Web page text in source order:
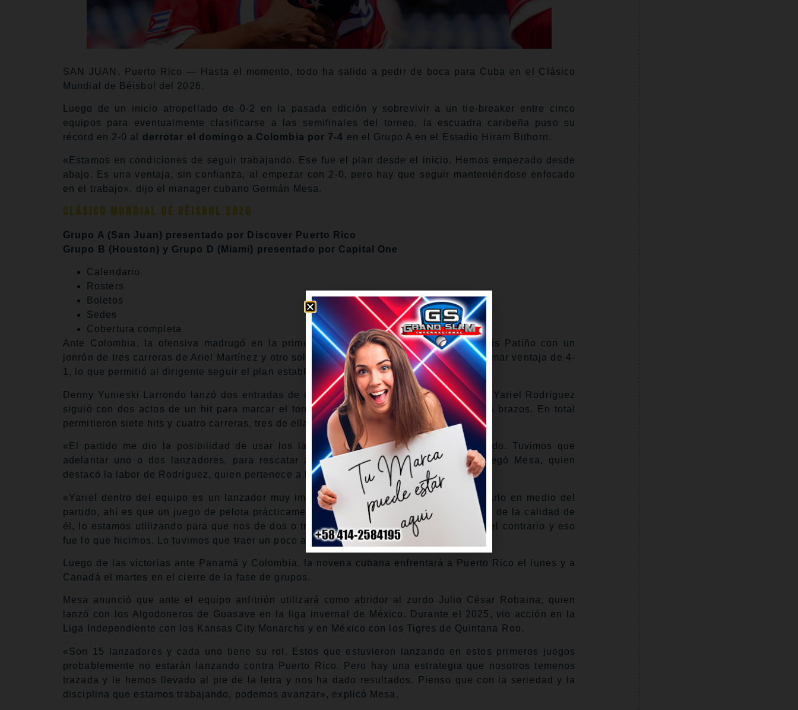
SAN JUAN, Puerto Rico — Hasta el momento, todo ha salido a pedir de boca para Cuba en el Clásico
Mundial de Béisbol del 2026.
Luego de un inicio atropellado de 0-2 en la pasada edición y sobrevivir a un tie-breaker entre cinco
equipos para eventualmente clasificarse a las semifinales del torneo, la escuadra caribeña puso su
récord en 2-0 al derrotar el domingo a Colombia por 7-4 en el Grupo A en el Estadio Hiram Bithorn.
«Estamos en condiciones de seguir trabajando. Ese fue el plan desde el inicio. Hemos empezado desde
abajo. Es una ventaja, sin confianza, al empezar con 2-0, pero hay que seguir manteniéndose enfocado
en el trabajo», dijo el manager cubano Germán Mesa.
Clásico Mundial de Béisbol 2026
Grupo A (San Juan) presentado por Discover Puerto Rico
Grupo B (Houston) y Grupo D (Miami) presentado por Capital One
Calendario
Rosters
Boletos
Sedes
Cobertura completa
Ante Colombia, la ofensiva madrugó en la primera entrada al abridor colombiano Luis Patiño con un
jonrón de tres carreras de Ariel Martínez y otro solitario de Bárbaro Arruebarrena para tomar ventaja de 4-
1, lo que permitió al dirigente seguir el plan establecido con su cuerpo monticular.
Denny Yunieski Larrondo lanzó dos entradas de una carrera y cuatro baes por bolas y Yariel Rodríguez
siguió con dos actos de un hit para marcar el tono de pitcheo, que incluyó a otros seis brazos. En total
permitieron siete hits y cuatro carreras, tres de ellas limpias.
«El partido me dio la posibilidad de usar los lanzadores como lo teníamos planificado. Tuvimos que
adelantar uno o dos lanzadores, para rescatar a otros, pero seguimos el plan», agregó Mesa, quien
destacó la labor de Rodríguez, quien pertenece a los Azulejos de Toronto.
«Yariel dentro del equipo es un lanzador muy importante. Nuestra planificación es usarlo en medio del
partido, ahí es que un juego de pelota prácticamente se decide. Teniendo a un lanzador de la calidad de
él, lo estamos utilizando para que nos de dos o tres innings o seis outs para aguantar el contrario y eso
fue lo que hicimos. Lo tuvimos que traer un poco antes, pero el plan era ese».
Luego de las victorias ante Panamá y Colombia, la novena cubana enfrentará a Puerto Rico el lunes y a
Canadá el martes en el cierre de la fase de grupos.
Mesa anunció que ante el equipo anfitrión utilizará como abridor al zurdo Julio César Robaina, quien
lanzó con los Algodoneros de Guasave en la liga invernal de México. Durante el 2025, vio acción en la
Liga Independiente con los Kansas City Monarchs y en México con los Tigres de Quintana Roo.
«Son 15 lanzadores y cada uno tiene su rol. Estos que estuvieron lanzando en estos primeros juegos
probablemente no estarán lanzando contra Puerto Rico. Pero hay una estrategia que nosotros temenos
trazada y le hemos llevado al pie de la letra y nos ha dado resultados. Pienso que con la seriedad y la
disciplina que estamos trabajando, podemos avanzar», explicó Mesa.